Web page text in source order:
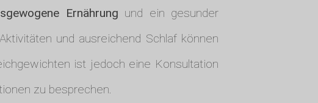
Ernährung und ein gesunder
und ausreichend Schlaf können
ist jedoch eine Konsultation
zu besprechen.